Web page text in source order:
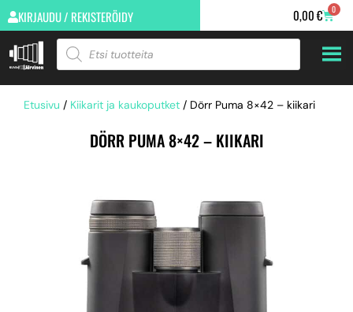
KIRJAUDU / REKISTERÖIDY 0,00€ 0
Etusivu / Kiikarit ja kaukoputket / Dörr Puma 8×42 – kiikari
DÖRR PUMA 8×42 – KIIKARI